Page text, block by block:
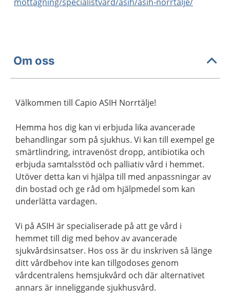
mottagning/specialistvard/asih/asih-norrtalje/
Om oss
Välkommen till Capio ASIH Norrtälje!
Hemma hos dig kan vi erbjuda lika avancerade
behandlingar som på sjukhus. Vi kan till exempel ge
smärtlindring, intravenöst dropp, antibiotika och
erbjuda samtalsstöd och palliativ vård i hemmet.
Utöver detta kan vi hjälpa till med anpassningar av
din bostad och ge råd om hjälpmedel som kan
underlätta vardagen.
Vi på ASIH är specialiserade på att ge vård i
hemmet till dig med behov av avancerade
sjukvårdsinsatser. Hos oss är du inskriven så länge
ditt vårdbehov inte kan tillgodoses genom
vårdcentralens hemsjukvård och där alternativet
annars är inneliggande sjukhusvård.